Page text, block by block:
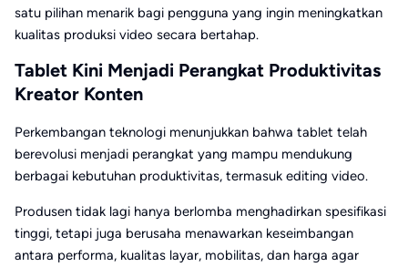
satu pilihan menarik bagi pengguna yang ingin meningkatkan
kualitas produksi video secara bertahap.
Tablet Kini Menjadi Perangkat Produktivitas
Kreator Konten
Perkembangan teknologi menunjukkan bahwa tablet telah
berevolusi menjadi perangkat yang mampu mendukung
berbagai kebutuhan produktivitas, termasuk editing video.
Produsen tidak lagi hanya berlomba menghadirkan spesifikasi
tinggi, tetapi juga berusaha menawarkan keseimbangan
antara performa, kualitas layar, mobilitas, dan harga agar